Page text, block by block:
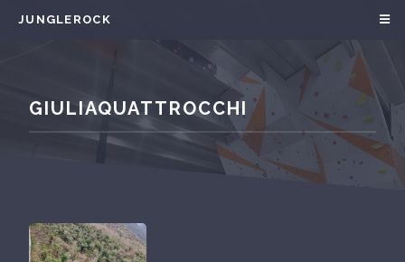
JUNGLEROCK
GIULIAQUATTROCCHI